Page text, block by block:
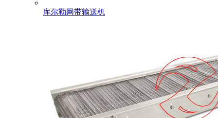
库尔勒网带输送机